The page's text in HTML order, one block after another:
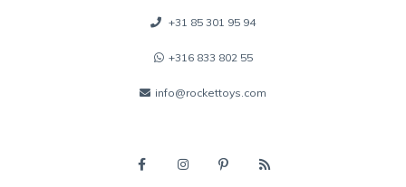
+31 85 301 95 94
+316 833 802 55
info@rockettoys.com